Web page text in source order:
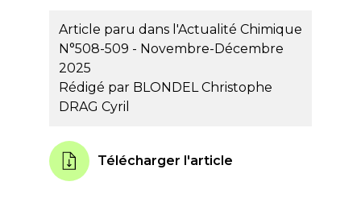
Article paru dans l'Actualité Chimique
N°508-509 - Novembre-Décembre
2025
Rédigé par BLONDEL Christophe
DRAG Cyril
Télécharger l'article